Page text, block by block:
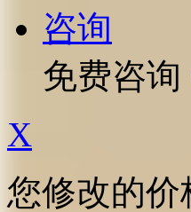
咨询
免费咨询
X
您修改的